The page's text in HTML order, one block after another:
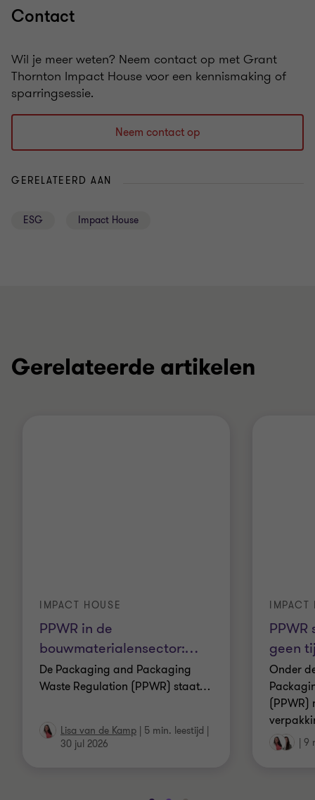
Contact
Wil je meer weten? Neem contact op met Grant
Thornton Impact House voor een kennismaking of
sparringsessie.
Neem contact op
GERELATEERD AAN
ESG Impact House
Gerelateerde artikelen
PPWR in de
bouwmaterialensector:…
IMPACT HOUSE
De Packaging and Packaging
Waste Regulation (PPWR) staat…
Lisa van de Kamp 5 min. leestijd
30 jul 2026
geen
IMPACT
Onder
(PPWR)
9